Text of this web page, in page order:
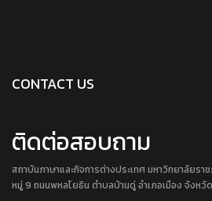
CONTACT US
ติดต่อสอบถาม
สถาบันภาษาและกิจการต่างประเทศ มหาวิทยาลัยร
หมู่ 9 ถนนพหลโยธิน ตำบลบ้านดู่ อำเภอเมือง จังหวั